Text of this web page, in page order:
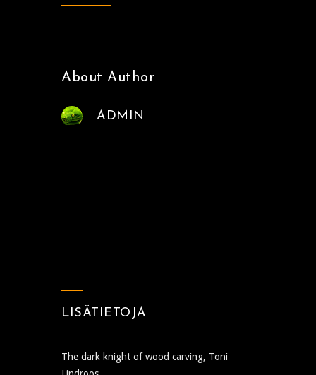
About Author
ADMIN
LISÄTIETOJA
The dark knight of wood carving, Toni